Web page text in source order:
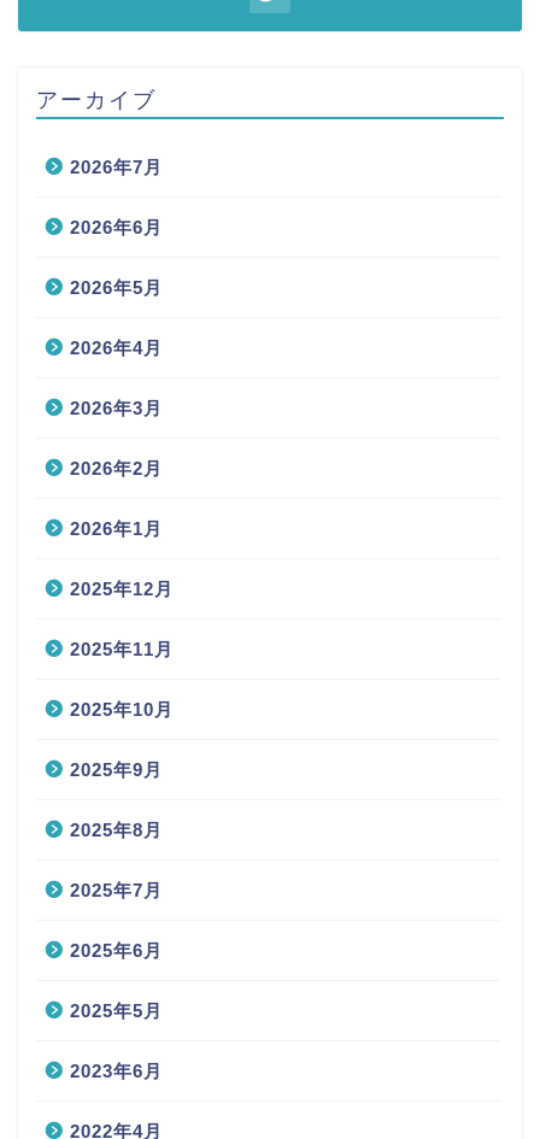
アーカイブ
2026年7月
2026年6月
2026年5月
2026年4月
2026年3月
2026年2月
2026年1月
2025年12月
2025年11月
2025年10月
2025年9月
2025年8月
2025年7月
2025年6月
2025年5月
2023年6月
2022年4月